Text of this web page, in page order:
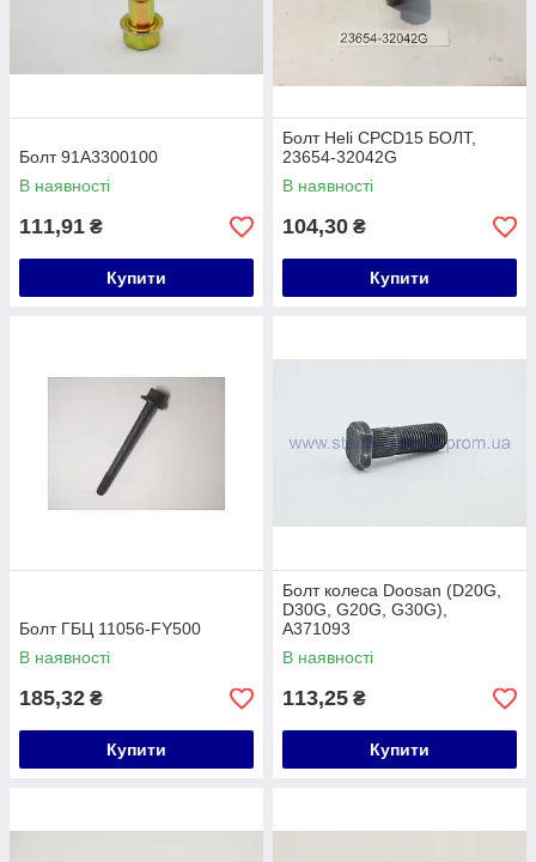
Болт 91A3300100
В наявності
111,91 ₴
Купити
Болт Heli CPCD15 БОЛТ,
23654-32042G
В наявності
104,30 ₴
Купити
Болт ГБЦ 11056-FY500
В наявності
185,32 ₴
Купити
Болт колеса Doosan (D20G,
D30G, G20G, G30G),
A371093
В наявності
113,25 ₴
Купити